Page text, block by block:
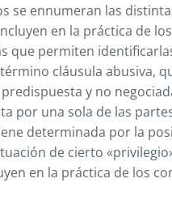
se ennumeran las
en la práctica de
que permiten
cláusula abusiva,
y no
por una sola de las
determinada por la
de cierto
en la práctica de los